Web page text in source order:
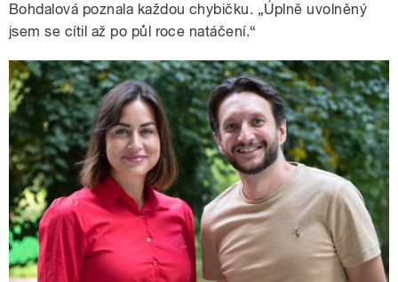
Bohdalová poznala každou chybičku. „Úplně uvolněný
jsem se cítil až po půl roce natáčení.“